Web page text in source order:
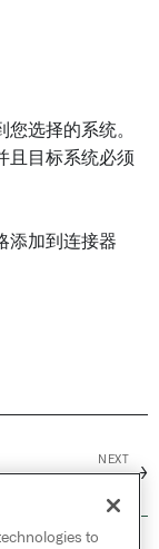
您选择的系统。
且目标系统必须
添加到连接器
NEXT
→
to